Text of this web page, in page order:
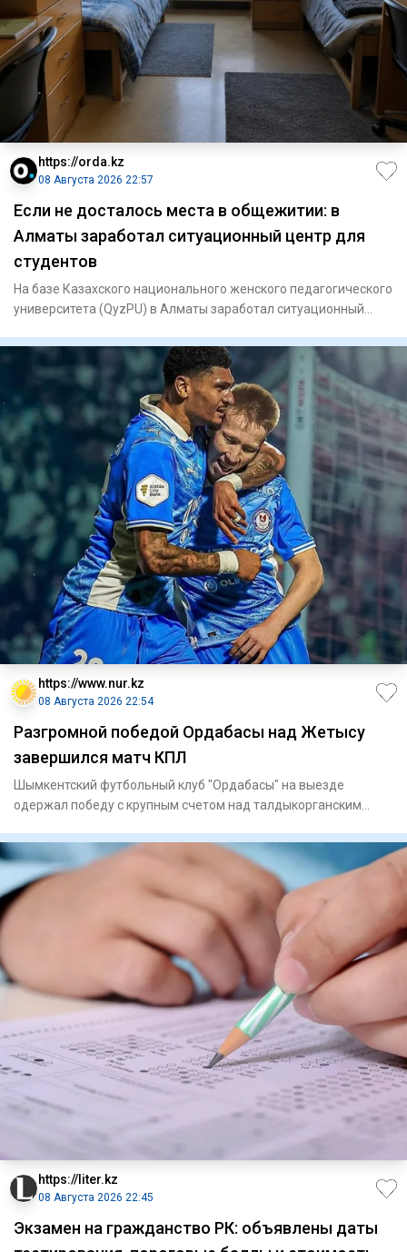
https://orda.kz
08 Августа 2026 22:57
Если не досталось места в общежитии: в
Алматы заработал ситуационный центр для
студентов
На базе Казахского национального женского педагогического
университета (QyzPU) в Алматы заработал ситуационный
https://www.nur.kz
08 Августа 2026 22:54
Разгромной победой Ордабасы над Жетысу
завершился матч КПЛ
Шымкентский футбольный клуб "Ордабасы" на выезде
одержал победу с крупным счетом над талдыкорганским
https://liter.kz
08 Августа 2026 22:45
Экзамен на гражданство РК: объявлены даты